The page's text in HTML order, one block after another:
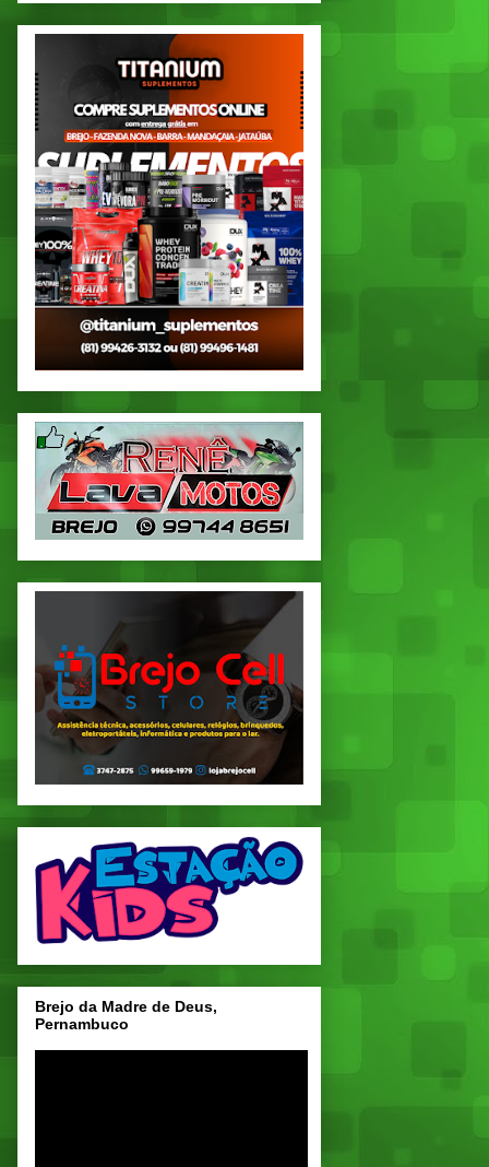
Brejo da Madre de Deus,
Pernambuco